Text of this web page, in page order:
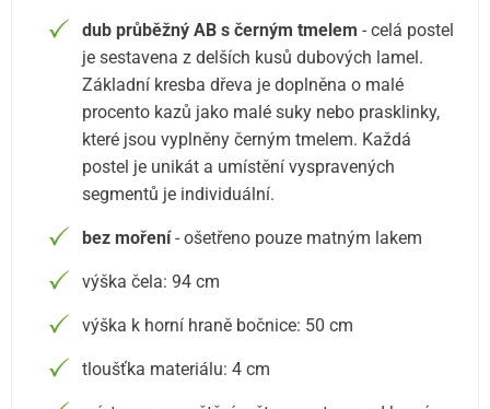
dub průběžný AB s černým tmelem - celá postel
je sestavena z delších kusů dubových lamel.
Základní kresba dřeva je doplněna o malé
procento kazů jako malé suky nebo prasklinky,
které jsou vyplněny černým tmelem. Každá
postel je unikát a umístění vyspravených
segmentů je individuální.
bez moření- ošetřeno pouze matným lakem
výška čela: 94 cm
výška k horní hraně bočnice: 50 cm
tloušťka materiálu: 4 cm